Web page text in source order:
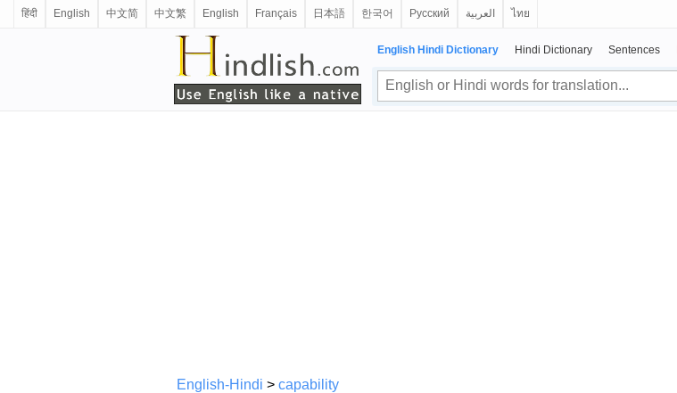
हिंदी English 中文简 中文繁 English Français 日本語 한국어 Русский العربية ไทย
English Hindi Dictionary Hindi Dictionary Sentences
English-Hindi > capability